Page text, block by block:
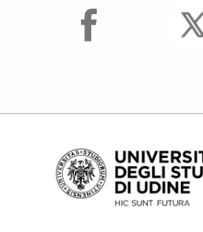
facebook